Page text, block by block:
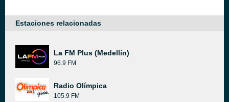
Estaciones relacionadas
La FM Plus (Medellín)
96.9 FM
Radio Olímpica
105.9 FM